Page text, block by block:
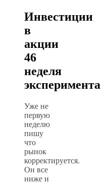
Инвестиции
в
акции
46
неделя
эксперимента
Уже не
первую
неделю
пишу
что
рынок
корректируется.
Он все
ниже и